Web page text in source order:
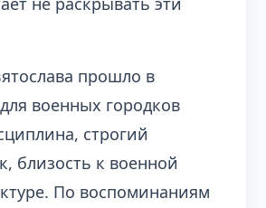
прошло в
военных городков
строгий
близость к военной
По воспоминаниям